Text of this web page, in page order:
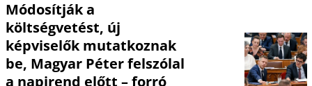
Módosítják a
költségvetést, új
képviselők mutatkoznak
be, Magyar Péter felszólal
a napirend előtt – forró